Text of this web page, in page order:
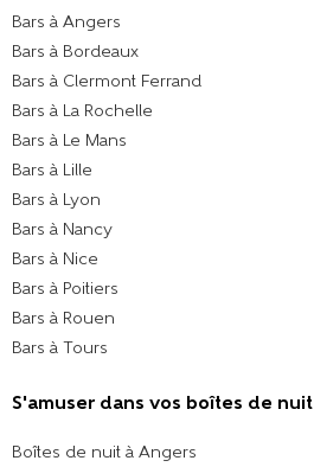
Bars à Angers
Bars à Bordeaux
Bars à Clermont Ferrand
Bars à La Rochelle
Bars à Le Mans
Bars à Lille
Bars à Lyon
Bars à Nancy
Bars à Nice
Bars à Poitiers
Bars à Rouen
Bars à Tours
S'amuser dans vos boîtes de nuit
Boîtes de nuit à Angers